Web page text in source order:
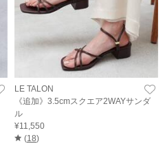
LE TALON
《追加》3.5cmスクエア2WAYサンダ
ル
¥11,550
(18)